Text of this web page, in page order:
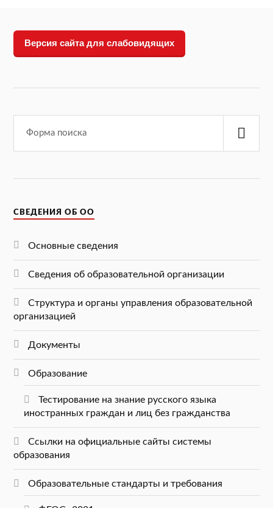
Версия сайта для слабовидящих
СВЕДЕНИЯ ОБ ОО
Основные сведения
Сведения об образовательной организации
Структура и органы управления образовательной
организацией
Документы
Образование
Тестирование на знание русского языка
иностранных граждан и лиц без гражданства
Ссылки на официальные сайты системы
образования
Образовательные стандарты и требования